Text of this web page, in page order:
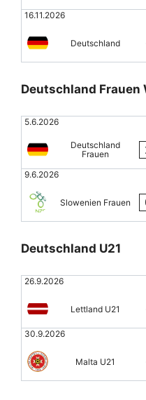
16.11.2026
Deutschland
Deutschland Frauen
5.6.2026
Deutschland
Frauen
9.6.2026
Slowenien Frauen
Deutschland U21
26.9.2026
Lettland U21
30.9.2026
Malta U21